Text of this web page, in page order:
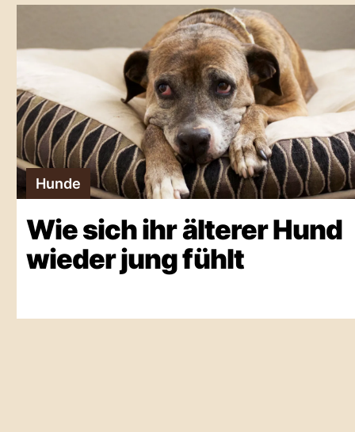
Hunde
Wie sich ihr älterer Hund
wieder jung fühlt